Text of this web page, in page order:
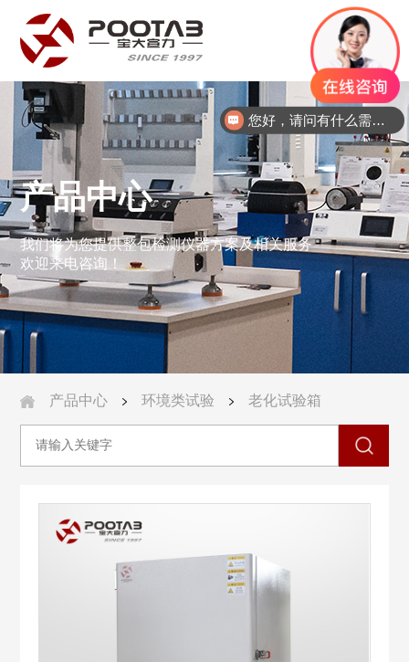
产品中心
我们将为您提供整包检测仪器方案及相关服务
欢迎来电咨询！
产品中心 环境类试验 老化试验箱
您好，请问有什么需求？请致电：133801793589358